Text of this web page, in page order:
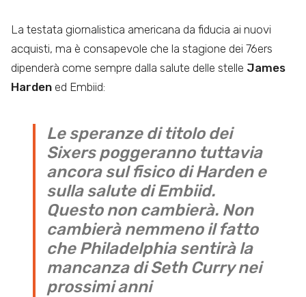
La testata giornalistica americana da fiducia ai nuovi
acquisti, ma è consapevole che la stagione dei 76ers
dipenderà come sempre dalla salute delle stelle James
Harden ed Embiid:
Le speranze di titolo dei
Sixers poggeranno tuttavia
ancora sul fisico di Harden e
sulla salute di Embiid.
Questo non cambierà. Non
cambierà nemmeno il fatto
che Philadelphia sentirà la
mancanza di Seth Curry nei
prossimi anni